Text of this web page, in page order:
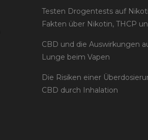
Testen Drogentests auf
Fakten über Nikotin, THCP
CBD und die Auswirkungen
Lunge beim Vapen
Die Risiken einer
CBD durch Inhalation